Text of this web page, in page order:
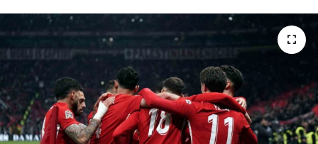
ÇEVRE
İLÇELER
RESMİ İLANLAR